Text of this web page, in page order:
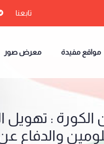
تابعنا
مواقع مفيدة معرض صور
الكورة : تهويل
والدفاع عن